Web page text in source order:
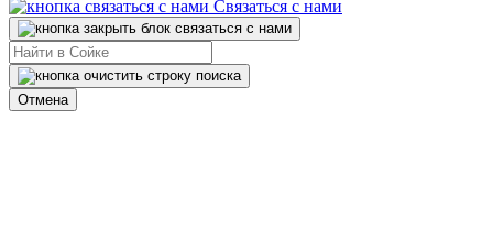
Связаться с нами
Отмена